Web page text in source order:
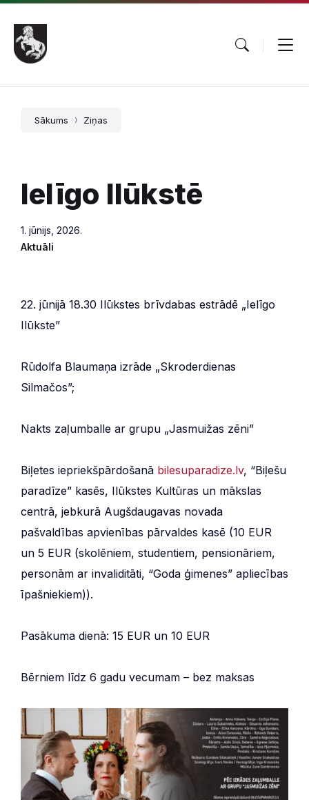
Pāriet
saturu
Skip
main
navigation
Skip
footer
Sākums Ziņas
Ielīgo Ilūkstē
1. jūnijs, 2026.
Aktuāli
22. jūnijā 18.30 Ilūkstes brīvdabas estrādē „Ielīgo
Ilūkste”
Rūdolfa Blaumaņa izrāde „Skroderdienas
Silmačos”;
Nakts zaļumballe ar grupu „Jasmuižas zēni”
Biļetes iepriekšpārdošanā bilesuparadize.lv, “Biļešu
paradīze” kasēs, Ilūkstes Kultūras un mākslas
centrā, jebkurā Augšdaugavas novada
pašvaldības apvienības pārvaldes kasē (10 EUR
un 5 EUR (skolēniem, studentiem, pensionāriem,
personām ar invaliditāti, “Goda ģimenes” apliecības
īpašniekiem)).
Pasākuma dienā: 15 EUR un 10 EUR
Bērniem līdz 6 gadu vecumam – bez maksas